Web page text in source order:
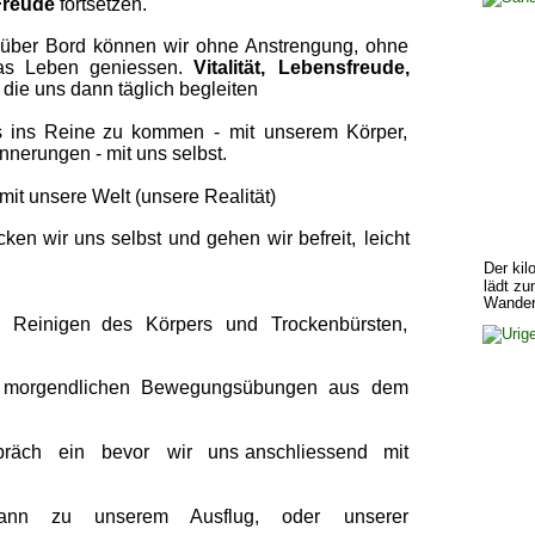
über Bord können wir ohne Anstrengung, ohne
Leben geniessen. Vitalität,
Lebensfreude,
uns dann täglich begleiten
ins Reine zu kommen - mit unserem Körper,
- mit uns selbst.
unsere Welt (unsere Realität)
wir uns selbst und gehen wir befreit, leicht
Reinigen des Körpers und Trockenbürsten,
morgendlichen Bewegungsübungen aus dem
ein bevor wir uns anschliessend mit
zu unserem Ausflug, oder unserer
Der
lädt